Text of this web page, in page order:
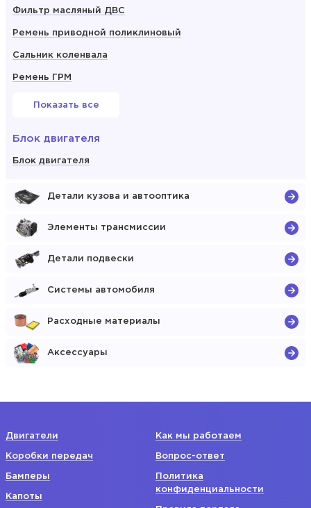
Фильтр масляный ДВС
Ремень приводной поликлиновый
Сальник коленвала
Ремень ГРМ
Показать все
Блок двигателя
Блок двигателя
Детали кузова и автооптика
Элементы трансмиссии
Детали подвески
Системы автомобиля
Расходные материалы
Аксессуары
Двигатели
Коробки передач
Бамперы
Капоты
Как мы работаем
Вопрос-ответ
Политика
конфиденциальности